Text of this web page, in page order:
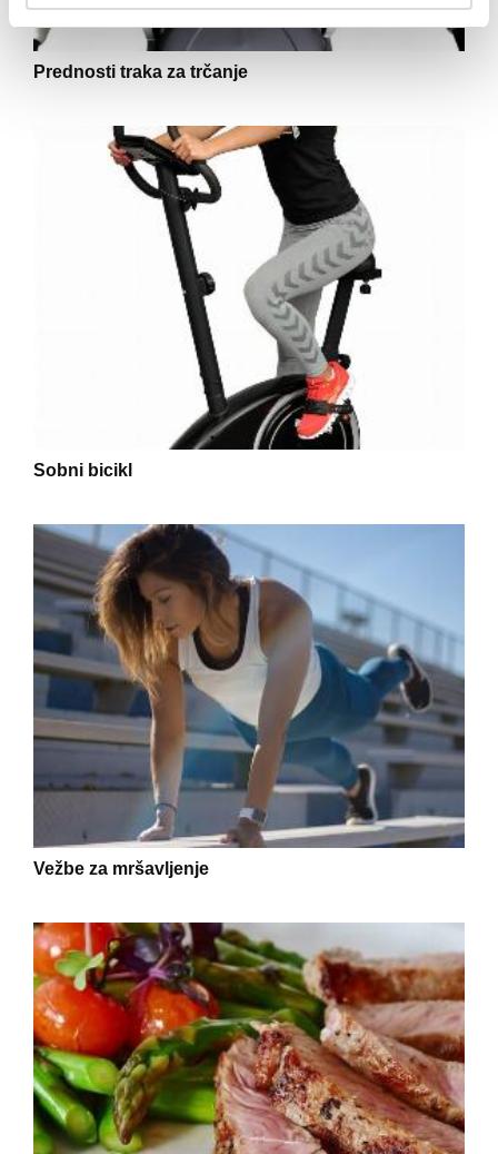
Prednosti traka za trčanje
Sobni bicikl
Vežbe za mršavljenje